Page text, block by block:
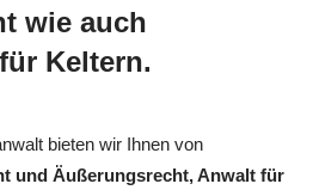
wie auch
Keltern.
bieten wir Ihnen von
und Äußerungsrecht, Anwalt für